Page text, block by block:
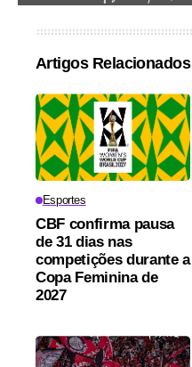
Artigos Relacionados
Esportes
CBF confirma pausa
de 31 dias nas
competições durante a
Copa Feminina de
2027